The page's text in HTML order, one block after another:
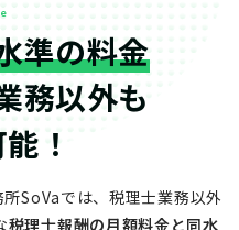
準の料金
務以外も
！
SoVaでは、税理士業務以外
税理士報酬の月額料金と同水